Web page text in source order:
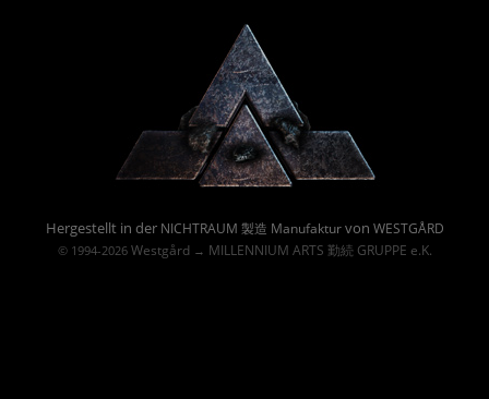
Hergestellt in der NICHTRAUM 製造 Manufakturvon WESTGÅRD
© 1994-2026 Westgård→ MILLENNIUM ARTS 勤続 GRUPPE e.K.
Powered By :